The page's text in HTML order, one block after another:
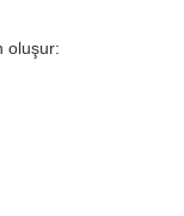
oluşur: